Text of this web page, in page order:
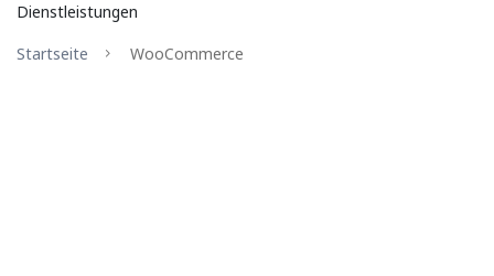
Dienstleistungen
Startseite
WooCommerce